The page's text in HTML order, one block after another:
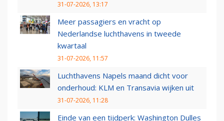
31-07-2026, 13:17
Meer passagiers en vracht op
Nederlandse luchthavens in tweede
kwartaal
31-07-2026, 11:57
Luchthavens Napels maand dicht voor
onderhoud: KLM en Transavia wijken uit
31-07-2026, 11:28
Einde van een tijdperk: Washington Dulles